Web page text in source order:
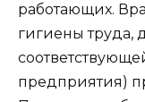
работающих.
гигиены труда,
предприятия)